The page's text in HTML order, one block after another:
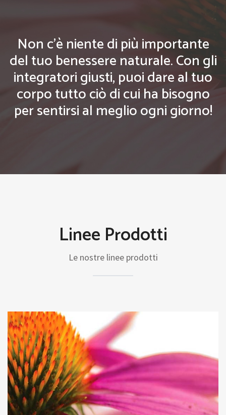
Non c'è niente di più importante
del tuo benessere naturale. Con gli
integratori giusti, puoi dare al tuo
corpo tutto ciò di cui ha bisogno
per sentirsi al meglio ogni giorno!
Linee Prodotti
Le nostre linee prodotti